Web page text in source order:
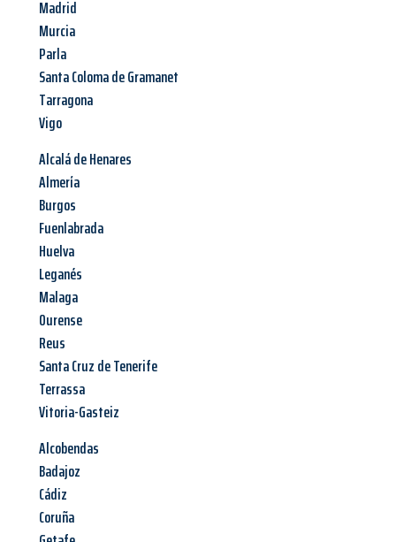
Madrid
Murcia
Parla
Santa Coloma de Gramanet
Tarragona
Vigo
Alcalá de Henares
Almería
Burgos
Fuenlabrada
Huelva
Leganés
Malaga
Ourense
Reus
Santa Cruz de Tenerife
Terrassa
Vitoria-Gasteiz
Alcobendas
Badajoz
Cádiz
Coruña